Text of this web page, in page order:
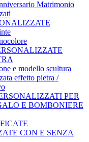
Matrimonio
e modello scultura
effetto pietra /
PER
E BOMBONIERE
CON E SENZA